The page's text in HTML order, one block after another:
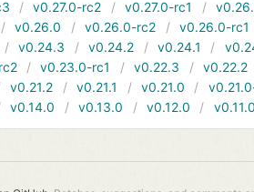
v0.27.0-rc2 v0.27.0-rc1
v0.26.0 v0.26.0-rc2 v0.26.0-rc1
v0.24.3 v0.24.2 v0.24.1
v0.23.0-rc1 v0.22.3 v0.22.2
v0.21.2 v0.21.1 v0.21.0
v0.14.0 v0.13.0 v0.12.0 v0.11.0